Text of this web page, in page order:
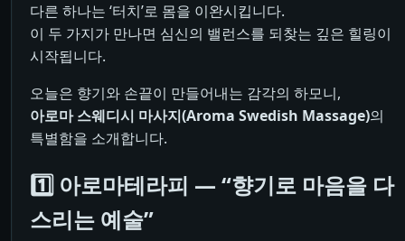
다른 하나는 ‘터치’로 몸을 이완시킵니다.
이 두 가지가 만나면 심신의 밸런스를 되찾는 깊은 힐링이
시작됩니다.
오늘은 향기와 손끝이 만들어내는 감각의 하모니,
아로마 스웨디시 마사지(Aroma Swedish Massage)의
특별함을 소개합니다.
1️⃣ 아로마테라피 — “향기로 마음을 다
스리는 예술”